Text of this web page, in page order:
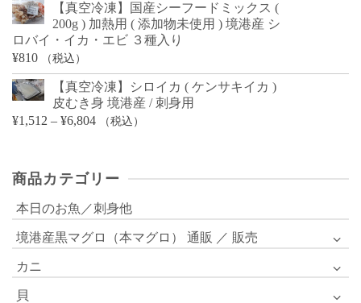
【真空冷凍】国産シーフードミックス (
200g ) 加熱用 ( 添加物未使用 ) 境港産 シ
ロバイ・イカ・エビ ３種入り
¥810 （税込）
【真空冷凍】シロイカ ( ケンサキイカ )
皮むき身 境港産 / 刺身用
¥1,512 – ¥6,804価
¥1,512
¥6,804
（税込）
商品カテゴリー
本日のお魚／刺身他
境港産黒マグロ（本マグロ） 通販 ／ 販売
カニ
貝